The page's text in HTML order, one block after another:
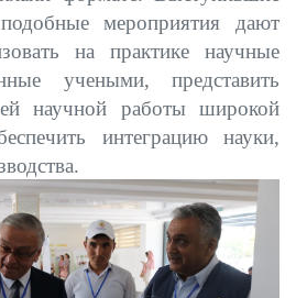
мероприятия дают
на практике научные
учеными, представить
научной работы широкой
интеграцию науки,